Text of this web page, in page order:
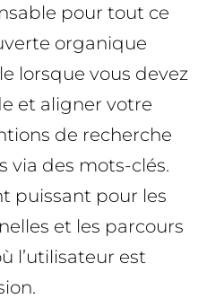
pour tout ce
organique
lorsque vous devez
et aligner votre
de recherche
via des mots-clés.
puissant pour les
et les parcours
l’utilisateur est